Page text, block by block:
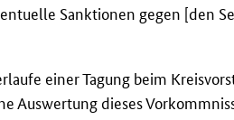
Sanktionen gegen [den
einer Tagung beim
Auswertung dieses